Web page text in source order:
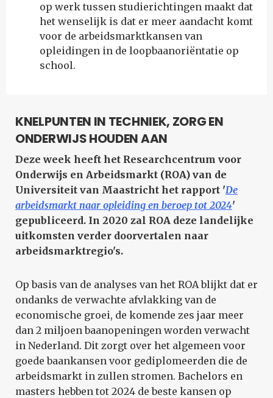
op werk tussen studierichtingen maakt dat
het wenselijk is dat er meer aandacht komt
voor de arbeidsmarktkansen van
opleidingen in de loopbaanoriëntatie op
school.
KNELPUNTEN IN TECHNIEK, ZORG EN
ONDERWIJS HOUDEN AAN
Deze week heeft het Researchcentrum voor
Onderwijs en Arbeidsmarkt (ROA) van de
Universiteit van Maastricht het rapport 'De
arbeidsmarkt naar opleiding en beroep tot 2024'
gepubliceerd. In 2020 zal ROA deze landelijke
uitkomsten verder doorvertalen naar
arbeidsmarktregio's.
Op basis van de analyses van het ROA blijkt dat er
ondanks de verwachte afvlakking van de
economische groei, de komende zes jaar meer
dan 2 miljoen baanopeningen worden verwacht
in Nederland. Dit zorgt over het algemeen voor
goede baankansen voor gediplomeerden die de
arbeidsmarkt in zullen stromen. Bachelors en
masters hebben tot 2024 de beste kansen op